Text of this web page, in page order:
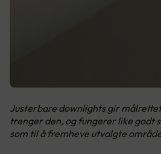
Justerbare downlights gir
trenger den, og fungerer like godt
som til å fremheve utvalgte